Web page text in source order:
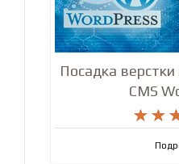
Посадка
CMS
 
 